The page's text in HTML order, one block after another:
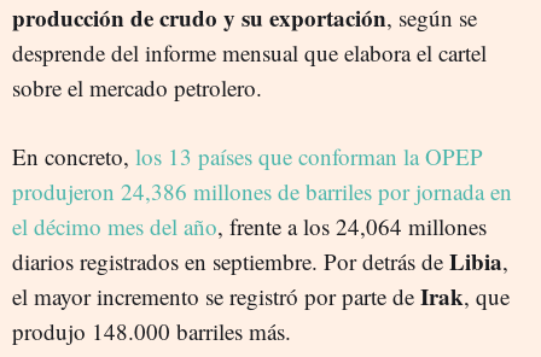
producción de crudo y su exportación, según se
desprende del informe mensual que elabora el cartel
sobre el mercado petrolero.
En concreto, los 13 países que conforman la OPEP
produjeron 24,386 millones de barriles por jornada en
el décimo mes del año, frente a los 24,064 millones
diarios registrados en septiembre. Por detrás de Libia,
el mayor incremento se registró por parte de Irak, que
produjo 148.000 barriles más.